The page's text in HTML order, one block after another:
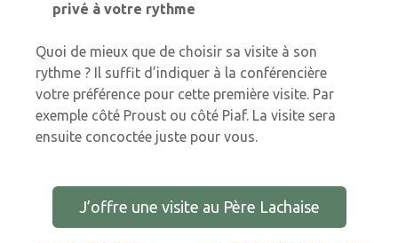
privé à votre rythme
Quoi de mieux que de choisir sa visite à son
rythme ? Il suffit d’indiquer à la conférencière
votre préférence pour cette première visite. Par
exemple côté Proust ou côté Piaf. La visite sera
ensuite concoctée juste pour vous.
J’offre une visite au Père Lachaise